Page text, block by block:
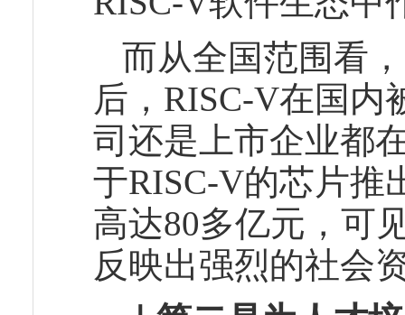
而从全国范围看
后，RISC-V在国内
司还是上市企业都
于RISC-V的芯片推
高达80多亿元，可
反映出强烈的社会